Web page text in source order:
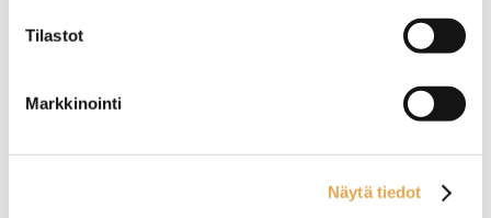
Tilastot
Markkinointi
Näytä tiedot